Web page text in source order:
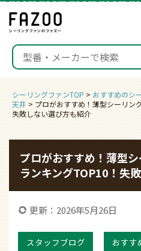
シーリングファンTOP > おすすめのシ
天井 > プロがおすすめ！薄型シーリン
失敗しない選び方も紹介
プロがおすすめ！薄型
ランキングTOP10！失
更新：2026年5月26日
スタッフブログ おすす